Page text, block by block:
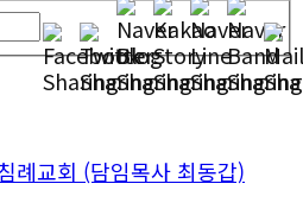
례교회 (담임목사 최동갑)